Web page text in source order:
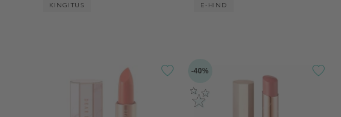
KINGITUS E-HIND
-40%